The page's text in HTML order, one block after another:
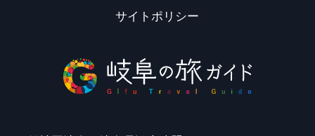
サイトポリシー